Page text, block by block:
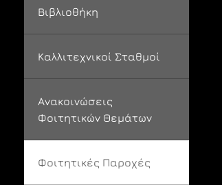
Βιβλιοθήκη
Καλλιτεχνικοί Σταθμοί
Ανακοινώσεις
Φοιτητικών Θεμάτων
Φοιτητικές Παροχές